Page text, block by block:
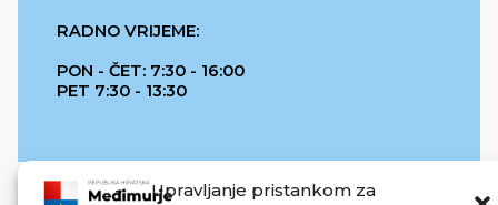
Upravljanje pristankom za
RADNO VRIJEME:
PON - ČET: 7:30 - 16:00
PET 7:30 - 13:30